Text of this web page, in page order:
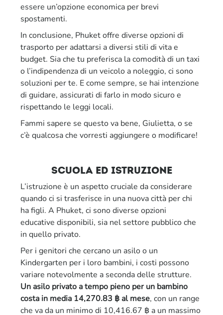
essere un’opzione economica per brevi
spostamenti.
In conclusione, Phuket offre diverse opzioni di
trasporto per adattarsi a diversi stili di vita e
budget. Sia che tu preferisca la comodità di un taxi
o l’indipendenza di un veicolo a noleggio, ci sono
soluzioni per te. E come sempre, se hai intenzione
di guidare, assicurati di farlo in modo sicuro e
rispettando le leggi locali.
Fammi sapere se questo va bene, Giulietta, o se
c’è qualcosa che vorresti aggiungere o modificare!
scuola ed istruzione
L’istruzione è un aspetto cruciale da considerare
quando ci si trasferisce in una nuova città per chi
ha figli. A Phuket, ci sono diverse opzioni
educative disponibili, sia nel settore pubblico che
in quello privato.
Per i genitori che cercano un asilo o un
Kindergarten per i loro bambini, i costi possono
variare notevolmente a seconda delle strutture.
Un asilo privato a tempo pieno per un bambino
costa in media 14,270.83 ฿ al mese, con un range
che va da un minimo di 10,416.67 ฿ a un massimo